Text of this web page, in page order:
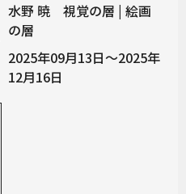
水野 暁 視覚の層 | 絵画
の層
2025年09月13日～2025年
12月16日